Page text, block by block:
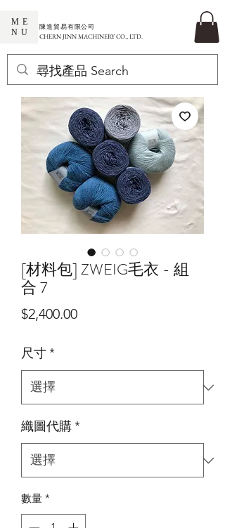
ME
NU
​陳進貿易有限公司
CHERN JINN MACHINERY CO., LTD.
[材料包] ZWEIG毛衣 - 組
合 7
$2,400.00價
尺寸*
織圖代購*
數量 *